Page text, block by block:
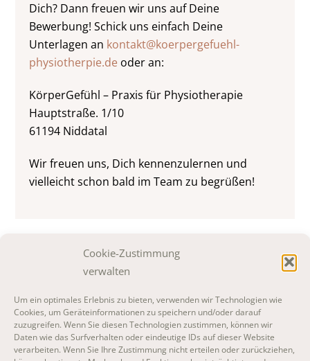
Cookie-Zustimmung
verwalten
Um ein optimales Erlebnis zu bieten, verwenden wir Technologien wie
Cookies, um Geräteinformationen zu speichern und/oder darauf
zuzugreifen. Wenn Sie diesen Technologien zustimmen, können wir
Daten wie das Surfverhalten oder eindeutige IDs auf dieser Website
verarbeiten. Wenn Sie Ihre Zustimmung nicht erteilen oder zurückziehen,
Dich? Dann freuen wir uns auf Deine
Bewerbung! Schick uns einfach Deine
Unterlagen an kontakt@koerpergefuehl-
physiotherpie.de oder an:
KörperGefühl – Praxis für Physiotherapie
Hauptstraße. 1/10
61194 Niddatal
Wir freuen uns, Dich kennenzulernen und
vielleicht schon bald im Team zu begrüßen!
Katja Buchwald
Ihre Physiotherapeutin in Niddatal.